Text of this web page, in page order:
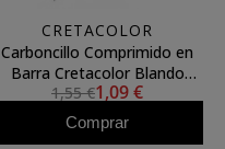
CRETACOLOR
Carboncillo Comprimido en
Barra Cretacolor Blando
UNIDAD
1,55 €1,09 €
Comprar